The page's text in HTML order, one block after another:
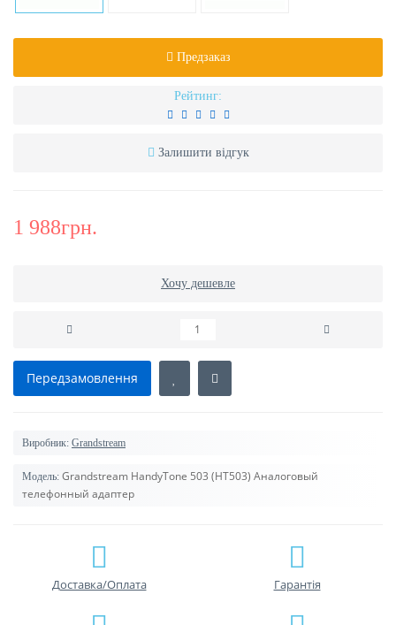
Предзаказ
Рейтинг:
Залишити відгук
1 988грн.
Хочу дешевле
Передзамовлення
Виробник: Grandstream
Модель: Grandstream HandyTone 503 (HT503) Аналоговый
телефонный адаптер
Доставка/Оплата Гарантiя